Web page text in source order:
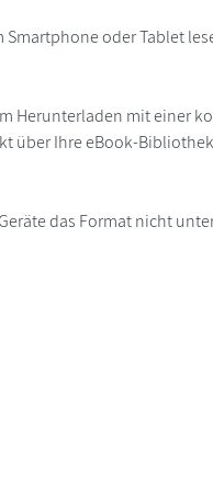
Smartphone oder Tablet
Herunterladen mit einer
über Ihre eBook-
das Format nicht